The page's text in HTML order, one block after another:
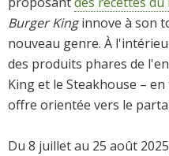
Burger Kinginnove à son
nouveau genre. À
des produits phares de
King et le Steakhouse –
offre orientée vers le
Du 8 juillet au 25 août